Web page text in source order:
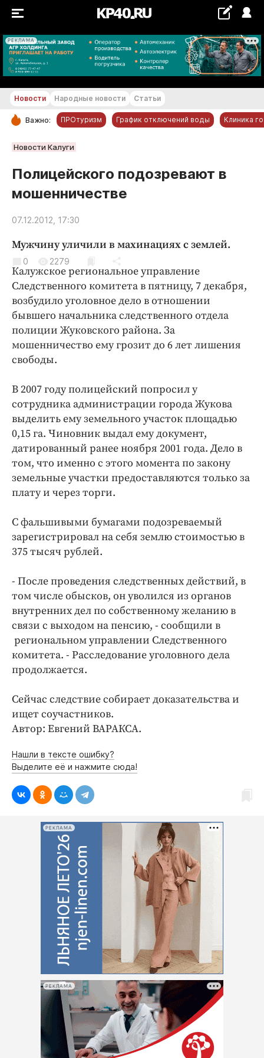
РЕКЛАМА
+19...+20 °С
РУБРИКИ
Обнинск
Новости компаний
Статьи
Народные новости
Благоустройство
Криминал
Культура
Недвижимость и ЖКХ
Образование
Общество
Погода
Происшествия
Спорт
Экономика и бизнес
ПРОЕКТЫ
Блоги
Издания
Медиаперсона
Интересное чтиво
Клиника года
Работодатель года
Новости Народные новости Статьи
Важно: ПРОтуризм График отключений воды Клиника
Новости Калуги
Полицейского подозревают в
мошенничестве
07.12.2012, 17:30
Мужчину уличили в махинациях с землей.
0 2279
Калужское региональное управление
Следственного комитета в пятницу, 7 декабря,
возбудило уголовное дело в отношении
бывшего начальника следственного отдела
полиции Жуковского района. За
мошенничество ему грозит до 6 лет лишения
свободы.
В 2007 году полицейский попросил у
сотрудника администрации города Жукова
выделить ему земельного участок площадью
0,15 га. Чиновник выдал ему документ,
датированный ранее ноября 2001 года. Дело в
том, что именно с этого момента по закону
земельные участки предоставляются только за
плату и через торги.
С фальшивыми бумагами подозреваемый
зарегистрировал на себя землю стоимостью в
375 тысяч рублей.
- После проведения следственных действий, в
том числе обысков, он уволился из органов
внутренних дел по собственному желанию в
связи с выходом на пенсию, - сообщили в
региональном управлении Следственного
комитета. - Расследование уголовного дела
продолжается.
Сейчас следствие собирает доказательства и
ищет соучастников.
Автор: Евгений ВАРАКСА.
Нашли в тексте ошибку?
Выделите её и нажмите сюда!
РЕКЛАМА
РЕКЛАМА